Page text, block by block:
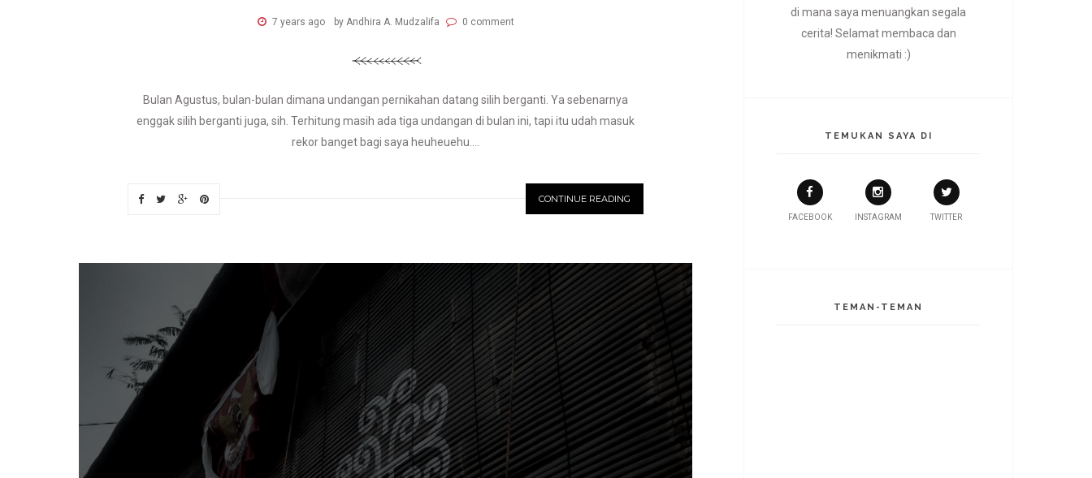
7 years ago by Andhira A. Mudzalifa 0 comment
Bulan Agustus, bulan-bulan dimana undangan pernikahan datang silih berganti. Ya sebenarnya
enggak silih berganti juga, sih. Terhitung masih ada tiga undangan di bulan ini, tapi itu udah masuk
rekor banget bagi saya heuheuehu....
CONTINUE READING
di mana saya menuangkan segala
cerita! Selamat membaca dan
menikmati :)
TEMUKAN SAYA DI
FACEBOOK INSTAGRAM TWITTER
TEMAN-TEMAN